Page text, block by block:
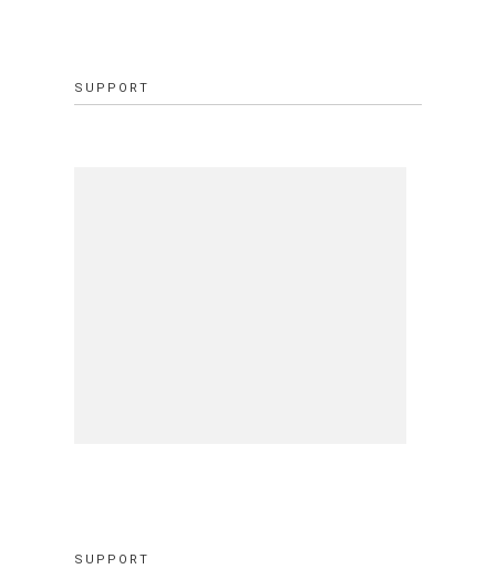
SUPPORT
SUPPORT